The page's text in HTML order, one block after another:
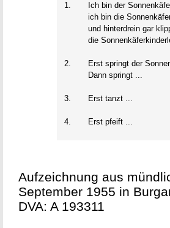
1.
Ich bin der
ich bin die
und hinterdrein gar
die
2.
Erst springt der
Dann springt ...
3. Erst tanzt ...
4. Erst pfeift ...
Aufzeichnung aus
September 1955 in
DVA: A 193311